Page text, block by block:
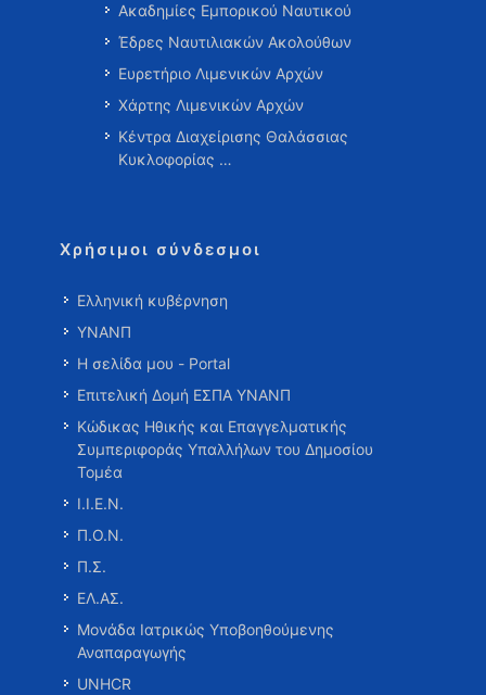
Ακαδημίες Εμπορικού Ναυτικού
Έδρες Ναυτιλιακών Ακολούθων
Ευρετήριο Λιμενικών Αρχών
Χάρτης Λιμενικών Αρχών
Κέντρα Διαχείρισης Θαλάσσιας
Κυκλοφορίας …
Χρήσιμοι σύνδεσμοι
Ελληνική κυβέρνηση
ΥΝΑΝΠ
Η σελίδα μου - Portal
Επιτελική Δομή ΕΣΠΑ ΥΝΑΝΠ
Κώδικας Ηθικής και Επαγγελματικής
Συμπεριφοράς Υπαλλήλων του Δημοσίου
Τομέα
Ι.Ι.Ε.Ν.
Π.Ο.Ν.
Π.Σ.
ΕΛ.ΑΣ.
Μονάδα Ιατρικώς Υποβοηθούμενης
Αναπαραγωγής
UNHCR